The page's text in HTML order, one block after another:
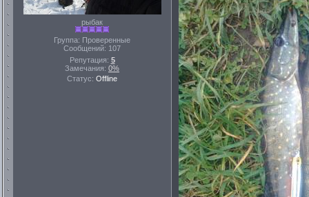
рыбак
Группа: Проверенные
Сообщений: 107
Репутация: 5
Замечания: 0%
Статус: Offline